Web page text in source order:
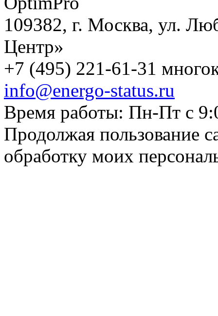
109382, г. Москва, ул.
Центр»
+7 (495) 221-61-31
info@energo-status.ru
Время работы: Пн-Пт с
Продолжая пользование
обработку моих